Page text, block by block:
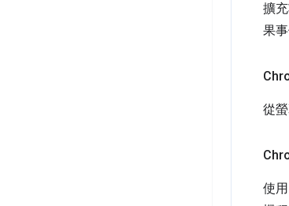
擴
果
從
使用